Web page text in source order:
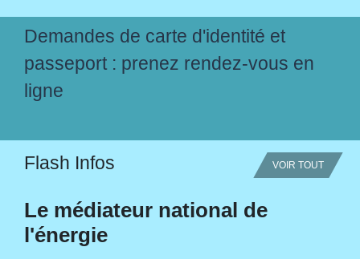
Demandes de carte d'identité et
passeport : prenez rendez-vous en
ligne
Flash Infos VOIR TOUT
Le médiateur national de
l'énergie